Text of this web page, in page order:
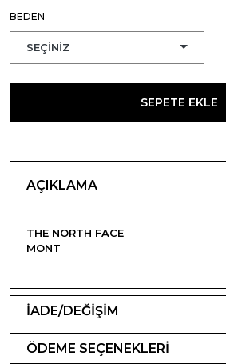
BEDEN
SEPETE EKLE
AÇIKLAMA
THE NORTH FACE
MONT
İADE/DEĞİŞİM
ÖDEME SEÇENEKLERİ